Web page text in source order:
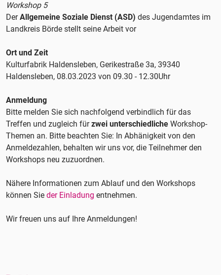
Workshop 5
DerAllgemeine Soziale Dienst (ASD) des Jugendamtes im
Landkreis Börde stellt seine Arbeit vor
Ort und Zeit
Kulturfabrik Haldensleben, Gerikestraße 3a, 39340
Haldensleben, 08.03.2023 von 09.30 - 12.30Uhr
Anmeldung
Bitte melden Sie sich nachfolgend verbindlich für das
Treffen und zugleich fürzwei unterschiedliche Workshop-
Themen an. Bitte beachten Sie: In Abhänigkeit von den
Anmeldezahlen, behalten wir uns vor, die Teilnehmer den
Workshops neu zuzuordnen.
Nähere Informationen zum Ablauf und den Workshops
können Sie der Einladung entnehmen.
Wir freuen uns auf Ihre Anmeldungen!